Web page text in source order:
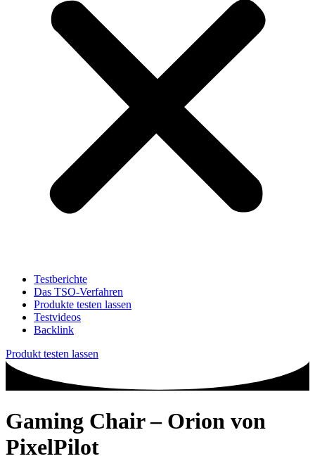
Testberichte
Das TSO-Verfahren
Produkte testen lassen
Testvideos
Backlink
Produkt testen lassen
Gaming Chair – Orion von
PixelPilot